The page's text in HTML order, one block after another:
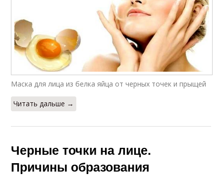
Маска для лица из белка яйца от черных точек и прыщей
Читать дальше →
Черные точки на лице.
Причины образования